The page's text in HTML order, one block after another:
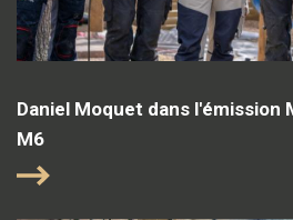
Daniel Moquet dans l'émission
M6